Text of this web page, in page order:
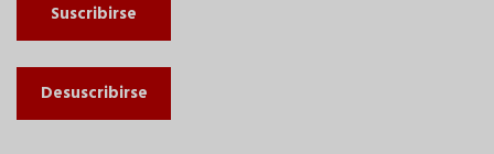
Suscribirse
Desuscribirse